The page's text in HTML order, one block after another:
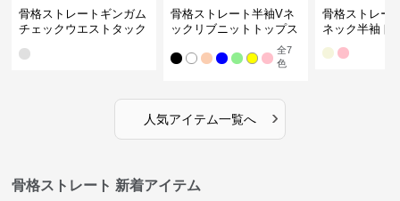
骨格ストレートギンガム
チェックウエストタック
骨格ストレート半袖Vネ
ックリブニットトップス
全7
色
骨格ストレー
ネック半袖ト
人気アイテム一覧へ ›
骨格ストレート 新着アイテム